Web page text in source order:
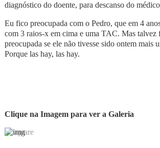
diagnóstico do doente, para descanso do
Eu fico preocupada com o Pedro, que em 4
com 3 raios-x em cima e uma TAC. Mas talvez
preocupada se ele não tivesse sido ontem mais
Porque las hay, las hay.
Clique na Imagem para ver a Galeria